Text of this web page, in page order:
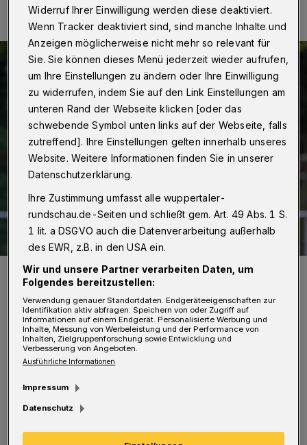
Der FSV muss wieder mit Köpfchen spielen.
Foto: Dirk Freund
Z
Nach den unnötigen Punktverlusten beim 2:2
in Speldorf gewann der FSV am Dienstag ein
Widerruf Ihrer Einwilligung werden diese deaktiviert.
Wenn Tracker deaktiviert sind, sind manche Inhalte und
Anzeigen möglicherweise nicht mehr so relevant für
Sie. Sie können dieses Menü jederzeit wieder aufrufen,
um Ihre Einstellungen zu ändern oder Ihre Einwilligung
zu widerrufen, indem Sie auf den Link Einstellungen am
unteren Rand der Webseite klicken [oder das
schwebende Symbol unten links auf der Webseite, falls
zutreffend]. Ihre Einstellungen gelten innerhalb unseres
Website. Weitere Informationen finden Sie in unserer
Datenschutzerklärung.
Ihre Zustimmung umfasst alle wuppertaler-
rundschau.de-Seiten und schließt gem. Art. 49 Abs. 1 S.
1 lit. a DSGVO auch die Datenverarbeitung außerhalb
des EWR, z.B. in den USA ein.
Wir und unsere Partner verarbeiten Daten, um
Folgendes bereitzustellen:
Verwendung genauer Standortdaten. Endgeräteeigenschaften zur
Identifikation aktiv abfragen. Speichern von oder Zugriff auf
Informationen auf einem Endgerät. Personalisierte Werbung und
Inhalte, Messung von Werbeleistung und der Performance von
Inhalten, Zielgruppenforschung sowie Entwicklung und
Verbesserung von Angeboten.
Ausführliche Informationen
Impressum
Datenschutz